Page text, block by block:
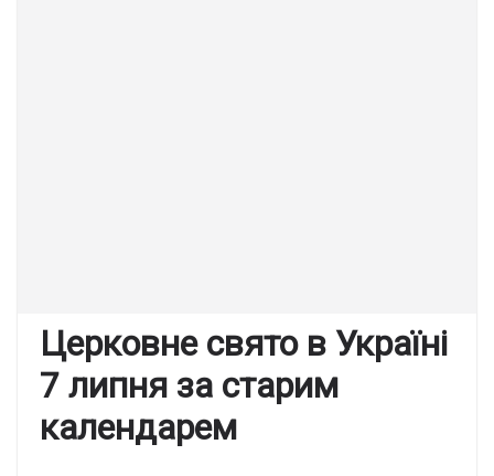
Церковне свято в Україні
7 липня за старим
календарем